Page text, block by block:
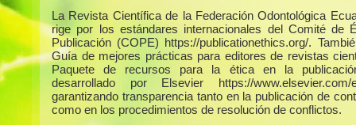
La Revista Científica de la Federación Odontológica
rige por los estándares internacionales del Comité de
Publicación (COPE) https://publicationethics.org/.
Guía de mejores prácticas para editores de revistas
Paquete de recursos para la ética en la
desarrollado por Elsevier https://www.elsevier.com/
garantizando transparencia tanto en la publicación de
como en los procedimientos de resolución de conflictos.